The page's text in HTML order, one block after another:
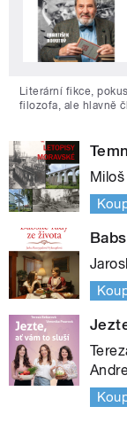
Literární fikce,
filozofa, ale hlavně